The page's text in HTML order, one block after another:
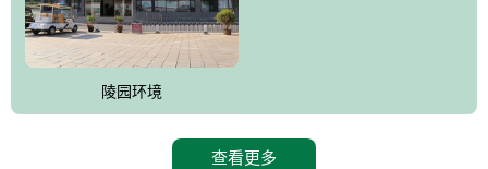
陵园环境
查看更多